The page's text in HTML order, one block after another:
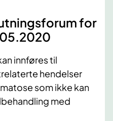
for
innføres til
hendelser
som ikke kan
med